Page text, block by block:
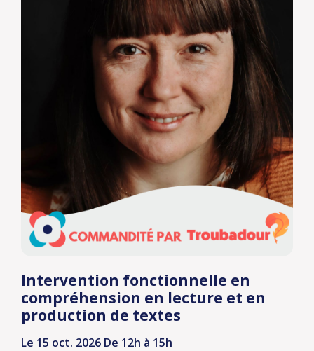
Intervention fonctionnelle en
compréhension en lecture et en
production de textes
Le 15 oct. 2026 De 12h à 15h